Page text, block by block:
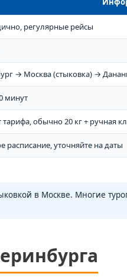
регулярные рейсы
→ Москва (стыковка) →
минут
тарифа, обычно 20 кг + ручная
расписание, уточняйте на даты
в Москве. Многие